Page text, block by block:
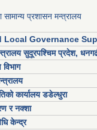
सामान्य प्रशासन मन्त्रालय
Local Governance
सुदूरपश्चिम प्रदेश,
कार्यालय डडेल्धुरा
र नक्शा
केन्द्र